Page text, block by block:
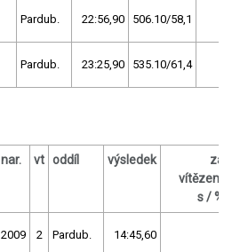
Pardub. 22:56,90 506.10/58,1
Pardub. 23:25,90 535.10/61,4
nar. vt oddíl výsledek
za
vítězem
s / %
2009 2 Pardub. 14:45,60